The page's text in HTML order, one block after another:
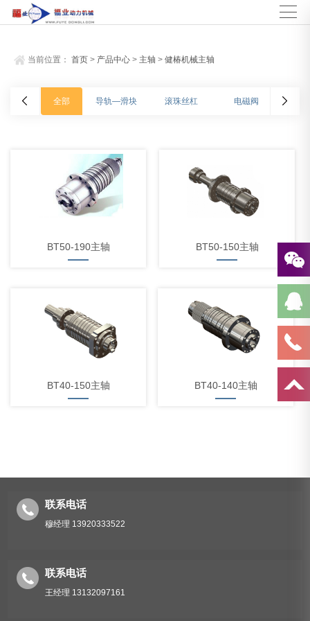
当前位置：首页 > 产品中心 > 主轴 >健椿机械主轴
全部 导轨—滑块 滚珠丝杠 电磁阀
BT50-190主轴 BT50-150主轴
BT40-150主轴 BT40-140主轴
联系电话
穆经理 13920333522
联系电话
王经理 13132097161